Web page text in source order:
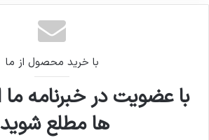
با خرید محصول از ما
با عضویت در خبرنامه ما
ها مطلع